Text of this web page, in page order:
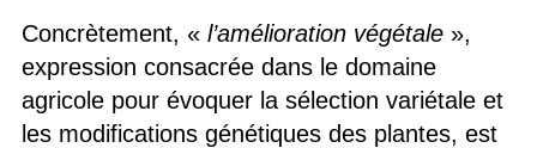
Concrètement, « l’amélioration végétale»,
expression consacrée dans le domaine
agricole pour évoquer la sélection variétale et
les modifications génétiques des plantes, est